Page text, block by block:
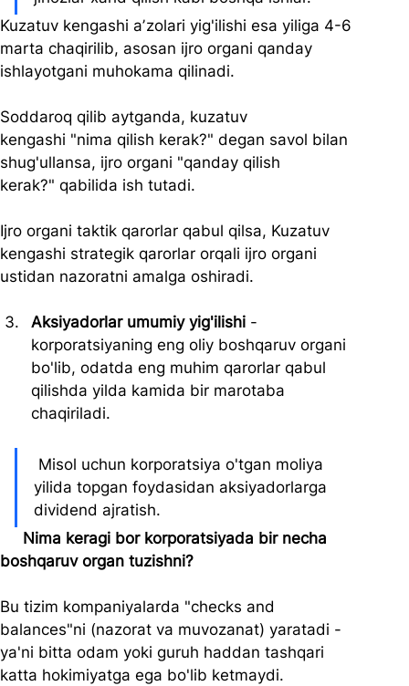
Kuzatuv kengashi aʼzolari yig'ilishi esa yiliga 4-6
marta chaqirilib, asosan ijro organi qanday
ishlayotgani muhokama qilinadi.
Soddaroq qilib aytganda, kuzatuv
kengashi "nima qilish kerak?" degan savol bilan
shug'ullansa, ijro organi "qanday qilish
kerak?" qabilida ish tutadi.
Ijro organi taktik qarorlar qabul qilsa, Kuzatuv
kengashi strategik qarorlar orqali ijro organi
ustidan nazoratni amalga oshiradi.
Aksiyadorlar umumiy yig'ilishi -
korporatsiyaning eng oliy boshqaruv organi
bo'lib, odatda eng muhim qarorlar qabul
qilishda yilda kamida bir marotaba
chaqiriladi.
Misol uchun korporatsiya o'tgan moliya
yilida topgan foydasidan aksiyadorlarga
dividend ajratish.
Nima keragi bor korporatsiyada bir necha
boshqaruv organ tuzishni?
Bu tizim kompaniyalarda "checks and
balances"ni (nazorat va muvozanat) yaratadi -
ya'ni bitta odam yoki guruh haddan tashqari
katta hokimiyatga ega bo'lib ketmaydi.